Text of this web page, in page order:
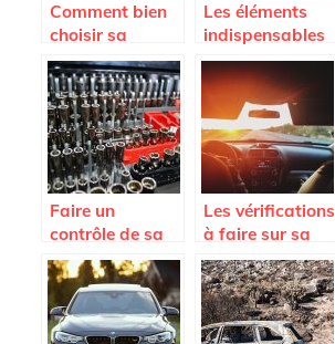
Comment bien
choisir sa
voiture ?
Les éléments
indispensables
pour ses
voyages en
famille
Faire un
contrôle de sa
voiture pour
rouler en toute
sécurité
Les vérifications
à faire sur sa
voiture pour un
long trajet.